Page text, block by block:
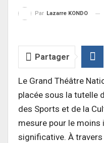
Par Lazarre KONDO
Partager
Le Grand Théâtre
placée sous la tutelle
des Sports et de la
mesure pour le moins
significative. À